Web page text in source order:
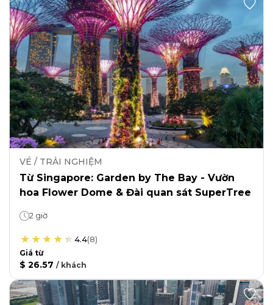
VÉ / TRẢI NGHIỆM
Từ Singapore: Garden by The Bay - Vườn
hoa Flower Dome & Đài quan sát SuperTree
2 giờ
4.4(8)
Giá từ
$ 26.57 / khách